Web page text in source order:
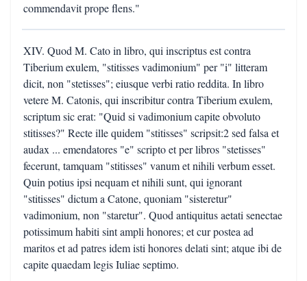
commendavit prope flens."
XIV. Quod M. Cato in libro, qui inscriptus est contra
Tiberium exulem, "stitisses vadimonium" per "i" litteram
dicit, non "stetisses"; eiusque verbi ratio reddita. In libro
vetere M. Catonis, qui inscribitur contra Tiberium exulem,
scriptum sic erat: "Quid si vadimonium capite obvoluto
stitisses?" Recte ille quidem "stitisses" scripsit:2 sed falsa et
audax ... emendatores "e" scripto et per libros "stetisses"
fecerunt, tamquam "stitisses" vanum et nihili verbum esset.
Quin potius ipsi nequam et nihili sunt, qui ignorant
"stitisses" dictum a Catone, quoniam "sisteretur"
vadimonium, non "staretur". Quod antiquitus aetati senectae
potissimum habiti sint ampli honores; et cur postea ad
maritos et ad patres idem isti honores delati sint; atque ibi de
capite quaedam legis Iuliae septimo.